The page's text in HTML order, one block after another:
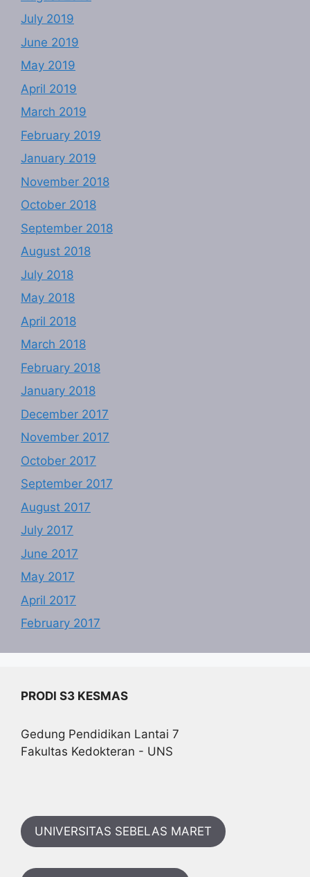
July 2019
June 2019
May 2019
April 2019
March 2019
February 2019
January 2019
November 2018
October 2018
September 2018
August 2018
July 2018
May 2018
April 2018
March 2018
February 2018
January 2018
December 2017
November 2017
October 2017
September 2017
August 2017
July 2017
June 2017
May 2017
April 2017
February 2017
PRODI S3 KESMAS
Gedung Pendidikan Lantai 7
Fakultas Kedokteran - UNS
UNIVERSITAS SEBELAS MARET